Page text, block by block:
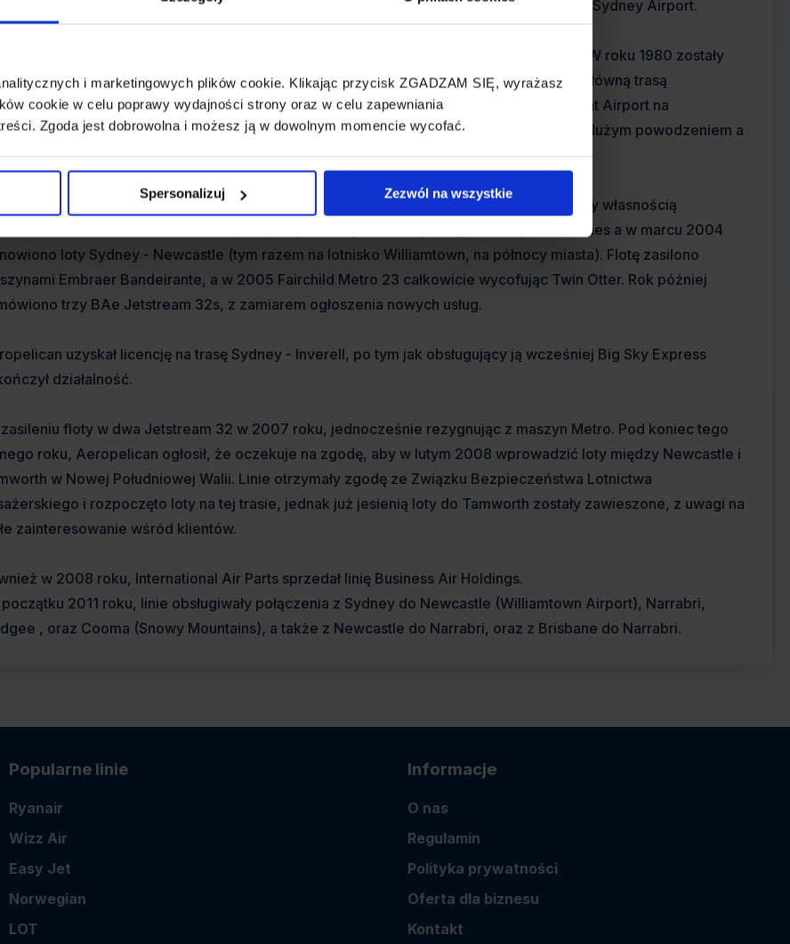
i marketingowych plików cookie. Klikając przycisk ZGADZAM SIĘ, wyrażasz
cookie w celu poprawy wydajności strony oraz w celu zapewniania
Zgoda jest dobrowolna i możesz ją w dowolnym momencie wycofać.
Spersonalizuj Zezwól na wszystkie
Walii. Główną bazą lotniczą jest Newcastle Airport (Williamtown), z węzłem na Sydney Airport.
powstały w roku 1968 i początkowo należały do rodziny Hilder osiadłej w Newcastle. W roku 1980 zostały
przez Masling Airlines, firmę związaną z nie funkcjonującym już Ansett Australia. Główną trasą
przez Aeropelican w przeszłości było połączenie Sydney z lotniskiem Belmont Airport na
Newcastle, które swego czasu było własnością linii. Oferta ta cieszyła się dużym powodzeniem a
była przy użyciu maszyn de Havilland Canada DHC-6 Twin Otter.
macierzystej firmy Ansett Australia w 2001 roku sprawił, że już rok później linie były własnością
Air Parts. Niebawem linie podpisały umowę handlową z Regional Express Airlines a w marcu 2004
loty Sydney - Newcastle (tym razem na lotnisko Williamtown, na północy miasta). Flotę zasilono
Embraer Bandeirante, a w 2005 Fairchild Metro 23 całkowicie wycofując Twin Otter. Rok później
trzy BAe Jetstream 32s, z zamiarem ogłoszenia nowych usług.
uzyskał licencję na trasę Sydney - Inverell, po tym jak obsługujący ją wcześniej Big Sky Express
działalność.
zasileniu floty w dwa Jetstream 32 w 2007 roku, jednocześnie rezygnując z maszyn Metro. Pod koniec tego
roku, Aeropelican ogłosił, że oczekuje na zgodę, aby w lutym 2008 wprowadzić loty między Newcastle i
w Nowej Południowej Walii. Linie otrzymały zgodę ze Związku Bezpieczeństwa Lotnictwa
i rozpoczęto loty na tej trasie, jednak już jesienią loty do Tamworth zostały zawieszone, z uwagi na
zainteresowanie wśród klientów.
w 2008 roku, International Air Parts sprzedał linię Business Air Holdings.
początku 2011 roku, linie obsługiwały połączenia z Sydney do Newcastle (Williamtown Airport), Narrabri,
, oraz Cooma (Snowy Mountains), a także z Newcastle do Narrabri, oraz z Brisbane do Narrabri.
Popularne linie
Ryanair
Wizz Air
Easy Jet
Norwegian
LOT
Informacje
O nas
Regulamin
Polityka prywatności
Oferta dla biznesu
Kontakt